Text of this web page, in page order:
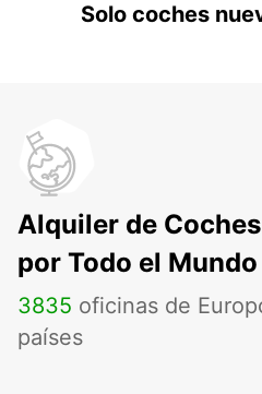
Solo coches
Alquiler de
por Todo el Mundo
3835 oficinas de
países